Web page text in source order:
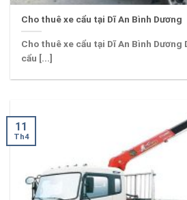
Cho thuê xe cẩu tại Dĩ An Bình Dương
Cho thuê xe cẩu tại Dĩ An Bình Dương
cẩu [...]
11
Th4